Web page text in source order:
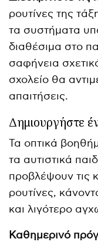
ρουτίνες της
τα συστήματα
διαθέσιμα στο
σαφήνεια
σχολείο θα
απαιτήσεις.
Δημιουργήστε
Τα οπτικά
τα αυτιστικά
προβλέψουν τις
ρουτίνες,
και λιγότερο
Καθημερινό